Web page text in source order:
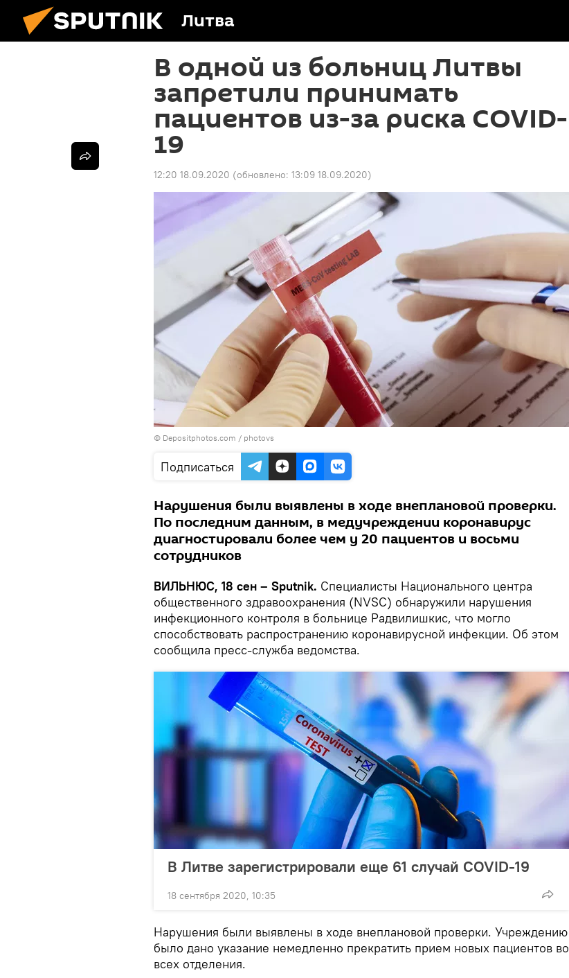
Литва
В одной из больниц Литвы
запретили принимать
пациентов из-за риска COVID-
19
12:20 18.09.2020 (обновлено: 13:09 18.09.2020)
© Depositphotos.com / photovs
Подписаться
Нарушения были выявлены в ходе внеплановой проверки.
По последним данным, в медучреждении коронавирус
диагностировали более чем у 20 пациентов и восьми
сотрудников
ВИЛЬНЮС, 18 сен – Sputnik. Специалисты Национального центра
общественного здравоохранения (NVSC) обнаружили нарушения
инфекционного контроля в больнице Радвилишкис, что могло
способствовать распространению коронавирусной инфекции. Об этом
сообщила пресс-служба ведомства.
В Литве зарегистрировали еще 61 случай COVID-19
18 сентября 2020, 10:35
Нарушения были выявлены в ходе внеплановой проверки. Учреждению
было дано указание немедленно прекратить прием новых пациентов во
всех отделения.